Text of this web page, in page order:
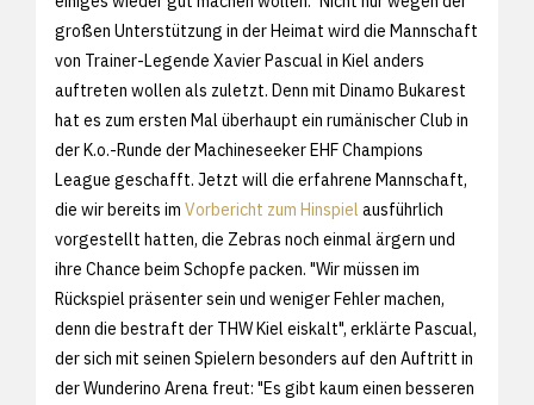
großen Unterstützung in der Heimat wird die Mannschaft
von Trainer-Legende Xavier Pascual in Kiel anders
auftreten wollen als zuletzt. Denn mit Dinamo Bukarest
hat es zum ersten Mal überhaupt ein rumänischer Club in
der K.o.-Runde der Machineseeker EHF Champions
League geschafft. Jetzt will die erfahrene Mannschaft,
die wir bereits im Vorbericht zum Hinspiel ausführlich
vorgestellt hatten, die Zebras noch einmal ärgern und
ihre Chance beim Schopfe packen. "Wir müssen im
Rückspiel präsenter sein und weniger Fehler machen,
denn die bestraft der THW Kiel eiskalt", erklärte Pascual,
der sich mit seinen Spielern besonders auf den Auftritt in
der Wunderino Arena freut: "Es gibt kaum einen besseren